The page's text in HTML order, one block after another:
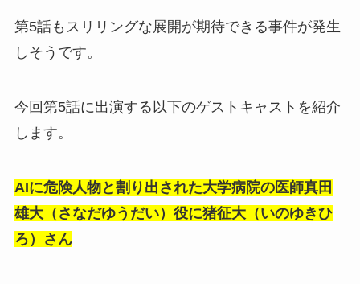
第5話もスリリングな展開が期待できる事件が発生
しそうです。
今回第5話に出演する以下のゲストキャストを紹介
します。
AIに危険人物と割り出された大学病院の医師真田
雄大（さなだゆうだい）役に猪征大（いのゆきひ
ろ）さん